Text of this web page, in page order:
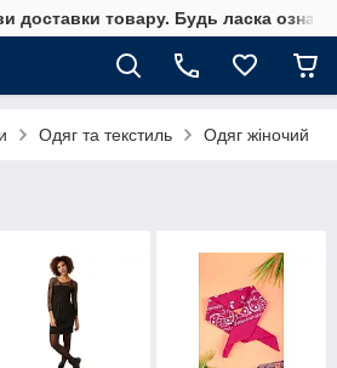
доставки товару. Будь ласка
Одяг та текстиль Одяг жіночий